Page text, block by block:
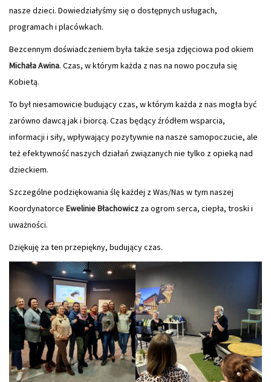
nasze dzieci. Dowiedziałyśmy się o dostępnych usługach,
programach i placówkach.
Bezcennym doświadczeniem była także sesja zdjęciowa pod okiem
Michała Awina. Czas, w którym każda z nas na nowo poczuła się
Kobietą.
To był niesamowicie budujący czas, w którym każda z nas mogła być
zarówno dawcą jak i biorcą. Czas będący źródłem wsparcia,
informacji i siły, wpływający pozytywnie na nasze samopoczucie, ale
też efektywność naszych działań związanych nie tylko z opieką nad
dzieckiem.
Szczególne podziękowania ślę każdej z Was/Nas w tym naszej
Koordynatorce Ewelinie Błachowicz za ogrom serca, ciepła, troski i
uważności.
Dziękuję za ten przepiękny, budujący czas.